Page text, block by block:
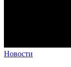
Новости